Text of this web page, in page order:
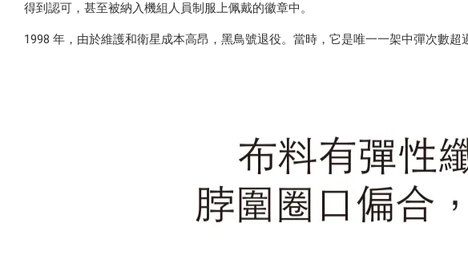
得到認可，甚至被納入機組人員制服上佩戴的徽章中。
1998 年，由於維護和衛星成本高昂，黑鳥號退役。當時，它是唯一一架中彈次數